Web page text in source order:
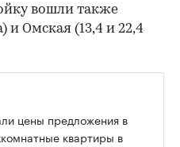
вошли также
и Омская (13,4 и 22,4
цены предложения в
квартиры в